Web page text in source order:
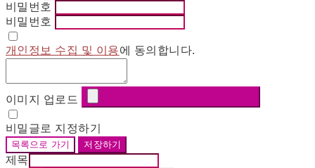
비밀번호
비밀번호
개인정보 수집 및 이용에 동의합니다.
이미지 업로드
비밀글로 지정하기
목록으로 가기 저장하기
제목